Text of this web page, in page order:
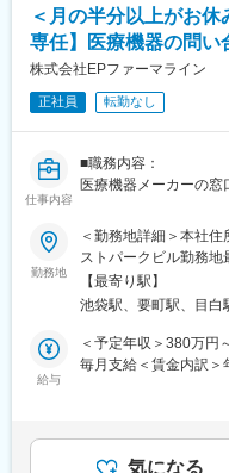
・自己申告制度
キャリア希望を申告で
■企業の特徴／魅力：
・シミックグループの
・業界トップクラスの
売上高、MR人数とも
変更の範囲：会社の定
アポプラスステーショ
談があり、試験内容
るため、
「どんな経験を積みた
ができることが特徴で
また、製薬メーカーの
さらに、製薬メーカー
もあり、専門性を高め
■東証プライム上場・
東証プライム上場の
中核子会社です。
として始動しておりま
持ちに向き合う会社で
いつでも気軽に相談
＜月の半分以上がお
専任】医療機器の問い
株式会社EPファーマライン
正社員 転勤なし
仕事内容
■職務内容：
医療機器メーカーの
応していただきます。
・検査室で使用する
・フィールドサービス
病院や検査センター
メインです。
■具体的な仕事：
・エラーコードにもと
→FAQや過去のお問合
勤務地
＜勤務地詳細＞本社
ストパークビル勤務
全面禁煙変更の範囲：
【最寄り駅】
池袋駅、要町駅、目白
給与
＜予定年収＞380万円
毎月支給＜賃金内訳
＞有＜残業手当＞有
気になる